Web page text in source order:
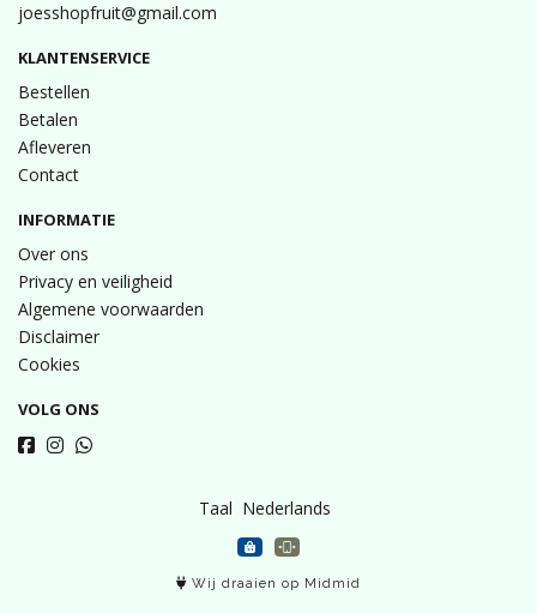
joesshopfruit@gmail.com
KLANTENSERVICE
Bestellen
Betalen
Afleveren
Contact
INFORMATIE
Over ons
Privacy en veiligheid
Algemene voorwaarden
Disclaimer
Cookies
VOLG ONS
Taal
Wij draaien op Midmid